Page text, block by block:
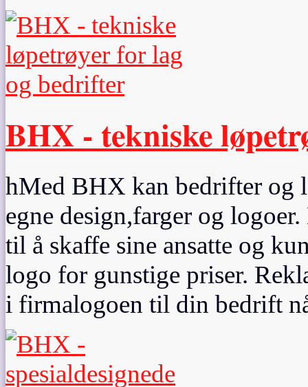
BHX - tekniske
hMed BHX kan bedrifter og
egne design,farger og
til å skaffe sine ansatte og
logo for gunstige priser.
i firmalogoen til din bedrift